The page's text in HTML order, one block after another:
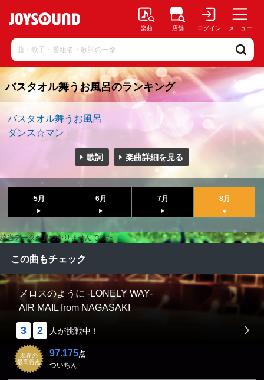
楽曲 店舗 ログイン メニュー
バスタオル舞うお風呂のランキング
バスタオル舞うお風呂
ダンス☆マン
歌詞 楽曲詳細を見る
5月 6月 7月 8月
該当データが見つかりませんでした。
この曲もチェック
メロスのように -LONELY WAY-
AIR MAIL from NAGASAKI
3 2 人が挑戦中！
現在の
最高得点
97.175点
ついちん